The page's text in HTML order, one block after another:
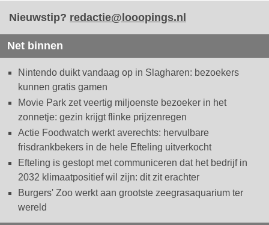
Nieuwstip? redactie@looopings.nl
Net binnen
Nintendo duikt vandaag op in Slagharen: bezoekers
kunnen gratis gamen
Movie Park zet veertig miljoenste bezoeker in het
zonnetje: gezin krijgt flinke prijzenregen
Actie Foodwatch werkt averechts: hervulbare
frisdrankbekers in de hele Efteling uitverkocht
Efteling is gestopt met communiceren dat het bedrijf in
2032 klimaatpositief wil zijn: dit zit erachter
Burgers' Zoo werkt aan grootste zeegrasaquarium ter
wereld